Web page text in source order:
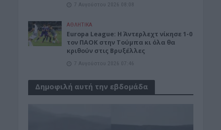
7 Αυγούστου 2026 08:08
ΑΘΛΗΤΙΚΑ
Europa League: Η Άντερλεχτ νίκησε 1-0
τον ΠΑΟΚ στην Τούμπα κι όλα θα
κριθούν στις Βρυξέλλες
7 Αυγούστου 2026 07:46
Δημοφιλή αυτή την εβδομάδα